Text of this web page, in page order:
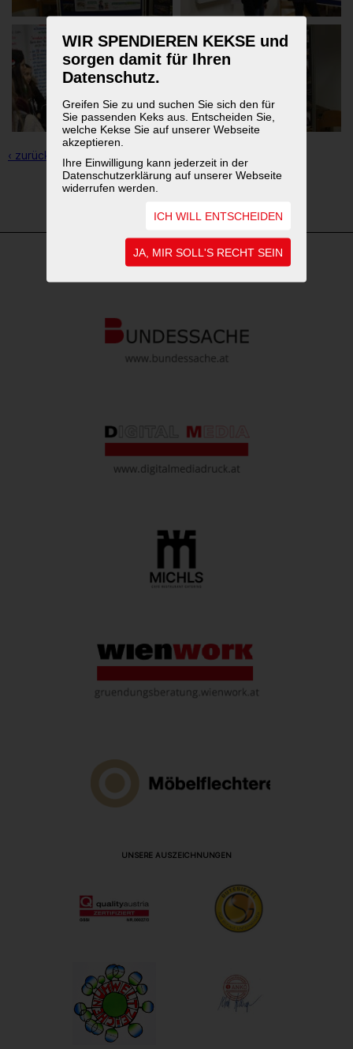
WIR SPENDIEREN KEKSE und
sorgen damit für Ihren
Datenschutz.
Greifen Sie zu und suchen Sie sich den für
Sie passenden Keks aus. Entscheiden Sie,
welche Kekse Sie auf unserer Webseite
akzeptieren.
Ihre Einwilligung kann jederzeit in der
Datenschutzerklärung auf unserer Webseite
widerrufen werden.
ICH WILL ENTSCHEIDEN
JA, MIR SOLL'S RECHT SEIN
‹ zurück zur Übersicht
1
UNSERE AUSZEICHNUNGEN